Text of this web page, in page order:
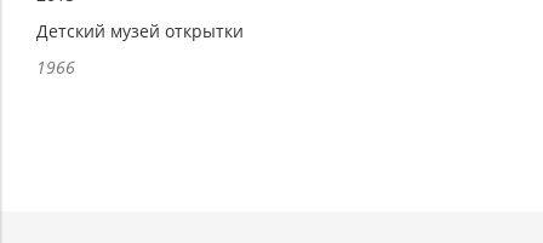
Детский музей открытки
1966